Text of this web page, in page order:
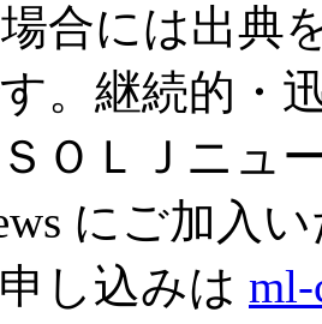
合には出典
。継続的・
ＯＬＪニュ
にご加入
し込みは ml-